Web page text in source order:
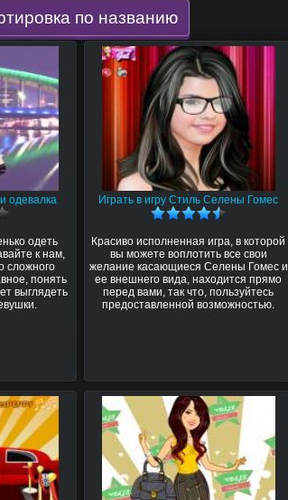
по названию
одевалка
одеть
к нам,
сложного
понять
выглядеть
Играть в игру Стиль Селены Гомес
Красиво исполненная игра, в которой
вы можете воплотить все свои
желание касающиеся Селены Гомес и
ее внешнего вида, находится прямо
перед вами, так что, пользуйтесь
предоставленной возможностью.